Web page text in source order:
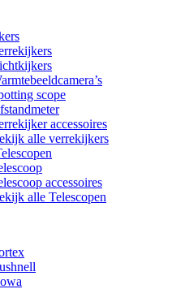
scope
accessoires
alle verrekijkers
accessoires
alle Telescopen